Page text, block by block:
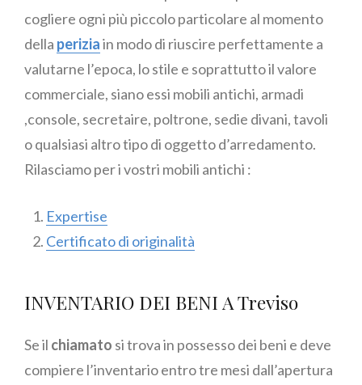
cogliere ogni più piccolo particolare al momento
della periziain modo di riuscire perfettamente a
valutarne l’epoca, lo stile e soprattutto il valore
commerciale, siano essi mobili antichi, armadi
,console, secretaire, poltrone, sedie divani, tavoli
o qualsiasi altro tipo di oggetto d’arredamento.
Rilasciamo per i vostri mobili antichi :
Expertise
Certificato di originalità
INVENTARIO DEI BENI A Treviso
Se il chiamato si trova in possesso dei beni e deve
compiere l’inventario entro tre mesi dall’apertura